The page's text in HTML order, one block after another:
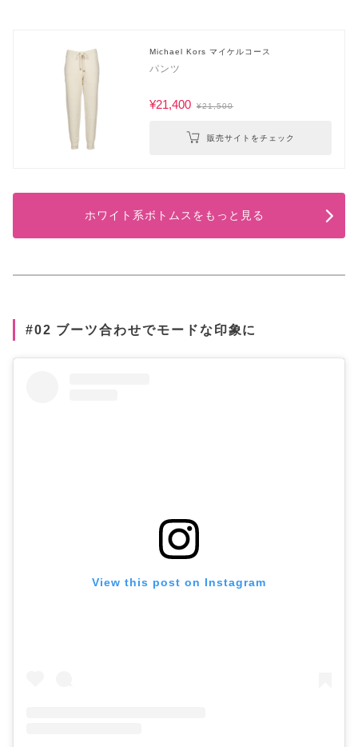
Michael Kors マイケルコース
パンツ
¥21,400 ¥21,500
販売サイトをチェック
ホワイト系ボトムスをもっと見る
#02 ブーツ合わせでモードな印象に
View this post on Instagram